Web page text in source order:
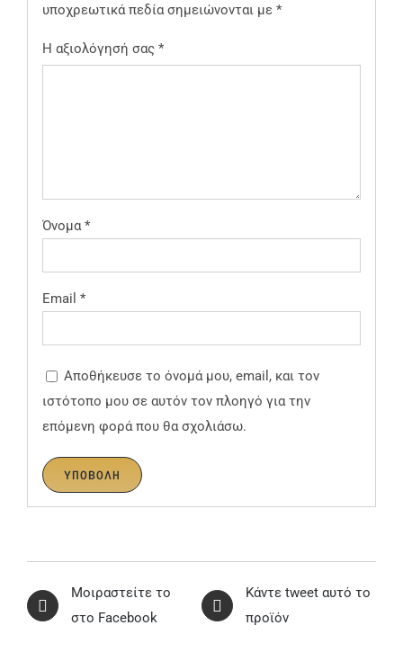
υποχρεωτικά πεδία σημειώνονται με *
Η αξιολόγησή σας *
Όνομα *
Email *
Αποθήκευσε το όνομά μου, email, και τον
ιστότοπο μου σε αυτόν τον πλοηγό για την
επόμενη φορά που θα σχολιάσω.
Μοιραστείτε το
στο Facebook
Κάντε tweet αυτό το
προϊόν